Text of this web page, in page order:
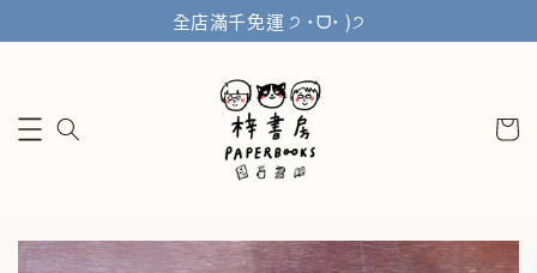
全店滿千免運 ੭ ˙ᗜ˙ )੭